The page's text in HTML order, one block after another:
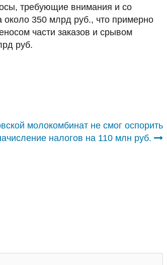
требующие внимания и со
350 млрд руб., что примерно
части заказов и срывом
руб.
молокомбинат не смог оспорить
налогов на 110 млн руб.